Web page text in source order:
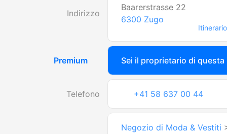
Indirizzo
Baarerstrasse 22
6300 Zugo
Itinerario
Premium Sei il proprietario di
Telefono +41 58 637 00 44
Negozio di Moda & Vestiti